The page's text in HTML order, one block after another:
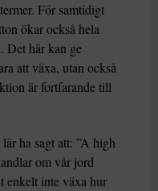
För samtidigt
ökar också hela
Det här kan ge
att växa, utan också
är fortfarande till
ha sagt att: ”A high
om vår jord
enkelt inte växa hur